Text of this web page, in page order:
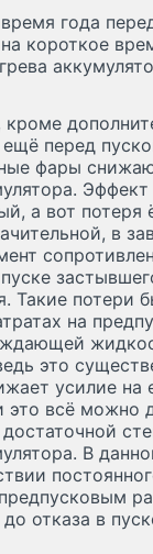
года
короткое
перед
фары
Эффект
а вот
в
Такие потери
на
это
усилие на
это всё можно
В
отказа в